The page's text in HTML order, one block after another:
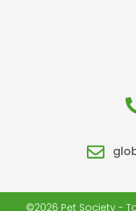
©2026 Pet Society -